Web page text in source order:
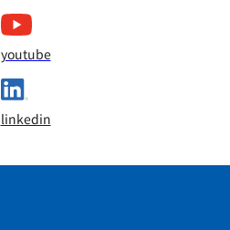
youtube
linkedin